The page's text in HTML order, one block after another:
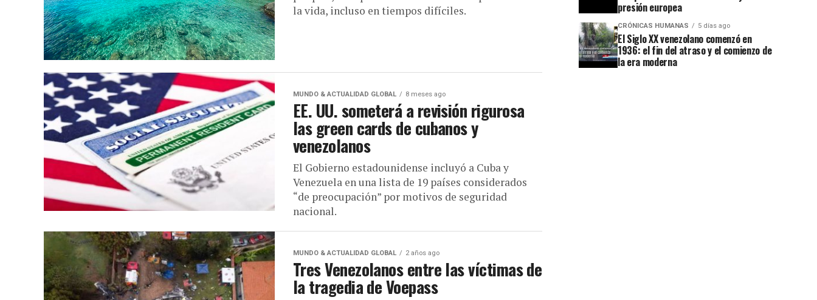
la vida, incluso en tiempos difíciles.
MUNDO & ACTUALIDAD GLOBAL 8 meses ago
EE. UU. someterá a revisión rigurosa
las green cards de cubanos y
venezolanos
El Gobierno estadounidense incluyó a Cuba y
Venezuela en una lista de 19 países considerados
“de preocupación” por motivos de seguridad
nacional.
MUNDO & ACTUALIDAD GLOBAL 2 años ago
Tres Venezolanos entre las víctimas de
la tragedia de Voepass
presión europea
CRÓNICAS HUMANAS 5 días ago
El Siglo XX venezolano comenzó en
1936: el fin del atraso y el comienzo de
la era moderna